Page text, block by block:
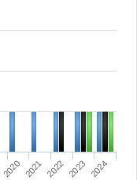
2020 2021 2022 2023 2024